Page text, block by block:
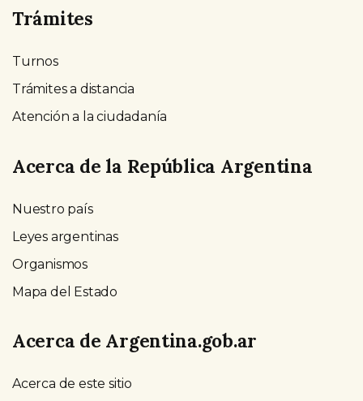
Trámites
Turnos
Trámites a distancia
Atención a la ciudadanía
Acerca de la República Argentina
Nuestro país
Leyes argentinas
Organismos
Mapa del Estado
Acerca de Argentina.gob.ar
Acerca de este sitio